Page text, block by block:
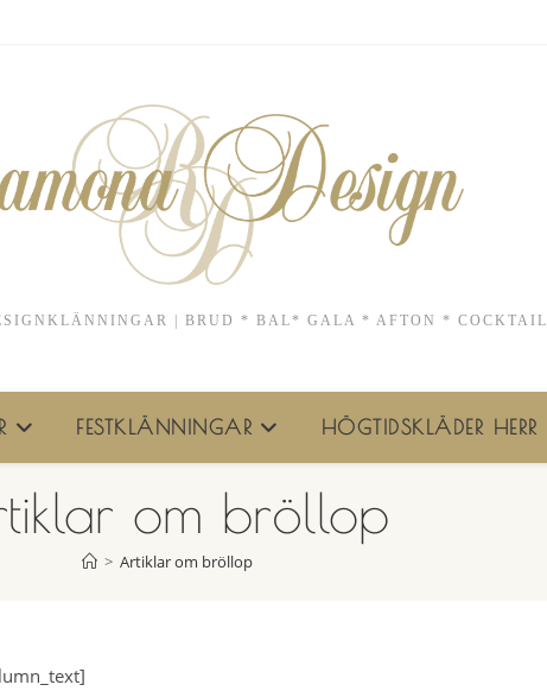
| BRUD * BAL* GALA * AFTON * COCKTAIL
FESTKLÄNNINGAR HÖGTIDSKLÄDER HERR
om bröllop
> Artiklar om bröllop